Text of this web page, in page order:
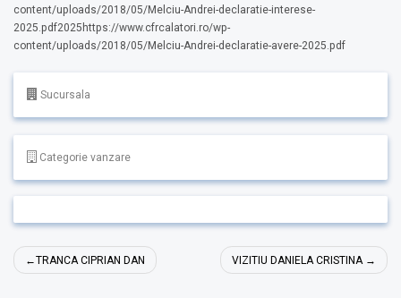
content/uploads/2018/05/Melciu-Andrei-declaratie-interese-
2025.pdf2025https://www.cfrcalatori.ro/wp-
content/uploads/2018/05/Melciu-Andrei-declaratie-avere-2025.pdf
Sucursala
Categorie vanzare
Navigare
în
TRANCA CIPRIAN DAN VIZITIU DANIELA CRISTINA